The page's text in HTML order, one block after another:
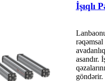
İşıqlı
asandır.
göndərir.